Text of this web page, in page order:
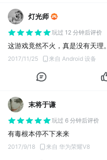
灯光师
玩过 12 分钟后评价
这游戏竟然不火，真是没有天理。
2017/11/25 来自 Android 设备
末将于谦
玩过 6 分钟后评价
有毒根本停不下来来
2017/9/18 来自 华为荣耀V8